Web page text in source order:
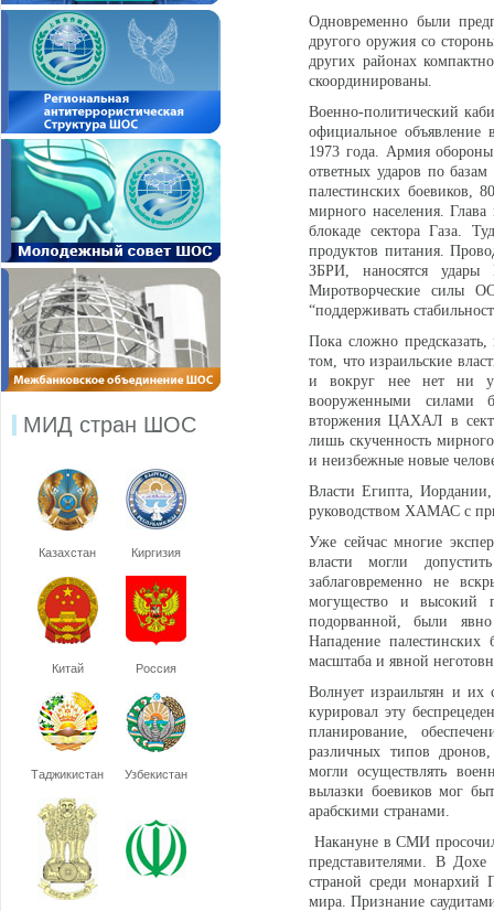
МИД стран ШОС
Казахстан Киргизия
Китай Россия
Таджикистан Узбекистан
Одновременно были
другого оружия со
других районах
скоординированы.
Военно-политический
официальное объявление
1973 года. Армия
ответных ударов по
палестинских боевиков,
мирного населения.
блокаде сектора Газа.
продуктов питания.
ЗБРИ, наносятся
Миротворческие силы
“поддерживать
Пока сложно
том, что израильские
и вокруг нее нет ни у
вооруженными силами
вторжения ЦАХАЛ в
лишь скученность
и неизбежные новые
Власти Египта, Иордании,
руководством ХАМАС с
Уже сейчас многие
власти могли
заблаговременно не
могущество и высокий
подорванной, были
Нападение палестинских
масштаба и явной
Волнует израильтян и их
курировал эту
планирование,
различных типов
могли осуществлять
вылазки боевиков мог
арабскими странами.
Накануне в СМИ
представителями. В Дохе
страной среди монархий
мира. Признание